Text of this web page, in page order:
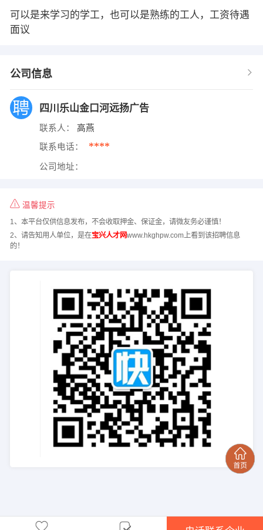
可以是来学习的学工，也可以是熟练的工人，工资待遇
面议
公司信息
四川乐山金口河远扬广告
联系人： 高燕
联系电话： ****
公司地址：
温馨提示
1、本平台仅供信息发布，不会收取押金、保证金，请微友务必谨慎！
2、请告知用人单位，是在宝兴人才网www.hkghpw.com上看到该招聘信息
的！